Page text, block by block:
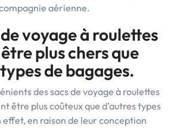
aérienne.
de voyage à roulettes
plus chers que
de bagages.
des sacs de voyage à roulettes
être plus coûteux que d’autres types
effet, en raison de leur conception